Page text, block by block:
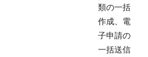
類の一括
作成、電
子申請の
一括送信